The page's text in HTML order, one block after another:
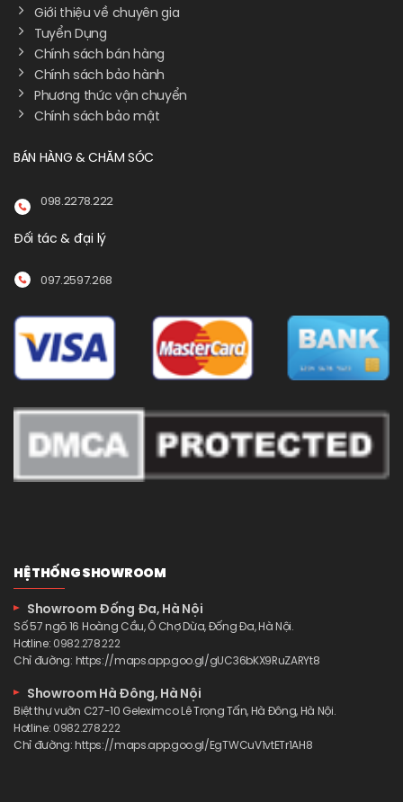
Giới thiệu về chuyên gia
Tuyển Dụng
Chính sách bán hàng
Chính sách bảo hành
Phương thức vận chuyển
Chính sách bảo mật
BÁN HÀNG & CHĂM SÓC
098.2278.222
Đối tác & đại lý
097.2597.268
HỆ THỐNG SHOWROOM
Showroom Đống Đa, Hà Nội
Số 57 ngõ 16 Hoàng Cầu, Ô Chợ Dừa, Đống Đa, Hà Nội.
Hotline: 0982.278.222
Chỉ đường: https://maps.app.goo.gl/gUC36bKX9RuZARYt8
Showroom Hà Đông, Hà Nội
Biệt thự vườn C27-10 Geleximco Lê Trọng Tấn, Hà Đông, Hà Nội.
Hotline: 0982.278.222
Chỉ đường:https://maps.app.goo.gl/EgTWCuV1vtETr1AH8